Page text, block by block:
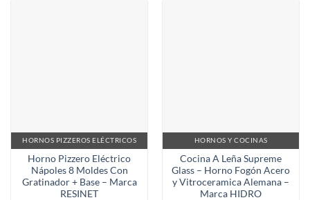
HORNOS PIZZEROS ELÉCTRICOS
Horno Pizzero Eléctrico
Nápoles 8 Moldes Con
Gratinador + Base – Marca
RESINET
HORNOS Y COCINAS
Cocina A Leña Supreme
Glass – Horno Fogón Acero
y Vitroceramica Alemana –
Marca HIDRO